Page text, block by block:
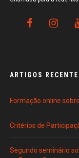
ARTIGOS
Formação online
Critérios de
Segundo seminário